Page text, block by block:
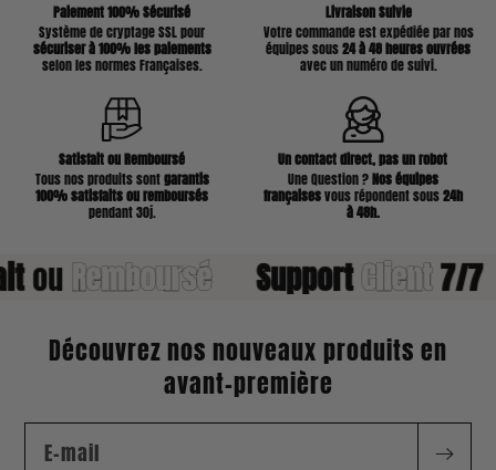
Paiement 100% Sécurisé
Système de cryptage SSL pour
sécuriser à 100% les paiements
selon les normes Françaises.
Livraison Suivie
Votre commande est expédiée par nos
équipes sous24 à 48 heures ouvrées
avec un numéro de suivi.
Satisfait ou Remboursé
Tous nos produits sontgarantis
100% satisfaits ou remboursés
pendant 30j.
Un contact direct, pas un robot
Une Question ?Nos équipes
françaisesvous répondent sous24h
à 48h.
Remboursé SupportClient 7/7
Découvrez nos nouveaux produits en
avant-première
E-mail